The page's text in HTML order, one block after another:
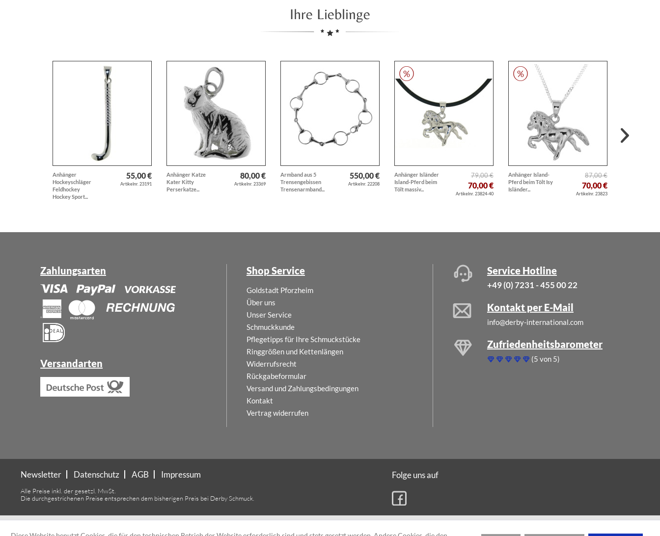
Ihre Lieblinge
Anhänger
Hockeyschläger
Feldhockey
Hockey Sport...
55,00 €
Artikelnr. 23191
Anhänger Katze
Kater Kitty
Perserkatze...
80,00 €
Artikelnr. 23369
Armband aus 5
Trensengebissen
Trensenarmband...
550,00 €
Artikelnr. 22208
Anhänger Isländer
Island-Pferd beim
Tölt massiv...
79,00 €
70,00 €
Artikelnr. 23824-40
Anhänger Island-
Pferd beim Tölt Isy
Isländer...
87,00 €
70,00 €
Artikelnr. 23823
Zahlungsarten
Versandarten
Shop Service
Goldstadt Pforzheim
Über uns
Unser Service
Schmuckkunde
Pflegetipps für Ihre Schmuckstücke
Ringgrößen und Kettenlängen
Widerrufsrecht
Rückgabeformular
Versand und Zahlungsbedingungen
Kontakt
Vertrag widerrufen
Service Hotline
+49 (0) 7231 - 455 00 22
Kontakt per E-Mail
info@derby-international.com
Zufriedenheitsbarometer
(5 von 5)
Newsletter Datenschutz AGB Impressum
Alle Preise inkl. der gesetzl. MwSt.
Die durchgestrichenen Preise entsprechen dem bisherigen Preis bei Derby Schmuck.
Folge uns auf